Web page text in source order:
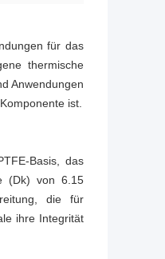
für das
thermische
Anwendungen
ist.
Basis, das
(Dk) von 6.15
die für
ihre Integrität